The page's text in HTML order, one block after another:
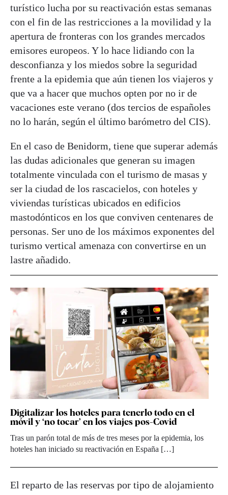
turístico lucha por su reactivación estas semanas
con el fin de las restricciones a la movilidad y la
apertura de fronteras con los grandes mercados
emisores europeos. Y lo hace lidiando con la
desconfianza y los miedos sobre la seguridad
frente a la epidemia que aún tienen los viajeros y
que va a hacer que muchos opten por no ir de
vacaciones este verano (dos tercios de españoles
no lo harán, según el último barómetro del CIS).
En el caso de Benidorm, tiene que superar además
las dudas adicionales que generan su imagen
totalmente vinculada con el turismo de masas y
ser la ciudad de los rascacielos, con hoteles y
viviendas turísticas ubicados en edificios
mastodónticos en los que conviven centenares de
personas. Ser uno de los máximos exponentes del
turismo vertical amenaza con convertirse en un
lastre añadido.
Digitalizar los hoteles para tenerlo todo en el
móvil y ‘no tocar’ en los viajes pos-Covid
Tras un parón total de más de tres meses por la epidemia, los
hoteles han iniciado su reactivación en España […]
El reparto de las reservas por tipo de alojamiento